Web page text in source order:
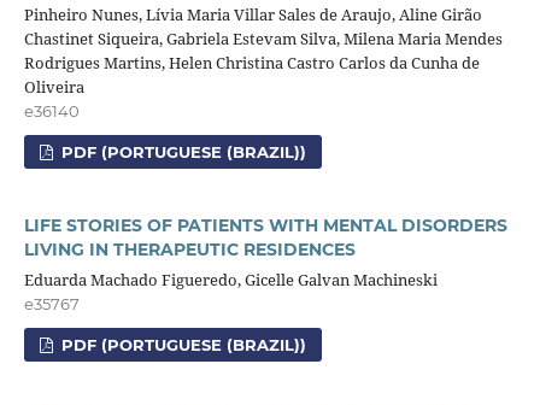
Pinheiro Nunes, Lívia Maria Villar Sales de Araujo, Aline Girão
Chastinet Siqueira, Gabriela Estevam Silva, Milena Maria Mendes
Rodrigues Martins, Helen Christina Castro Carlos da Cunha de
Oliveira
e36140
PDF (PORTUGUESE (BRAZIL))
LIFE STORIES OF PATIENTS WITH MENTAL DISORDERS
LIVING IN THERAPEUTIC RESIDENCES
Eduarda Machado Figueredo, Gicelle Galvan Machineski
e35767
PDF (PORTUGUESE (BRAZIL))